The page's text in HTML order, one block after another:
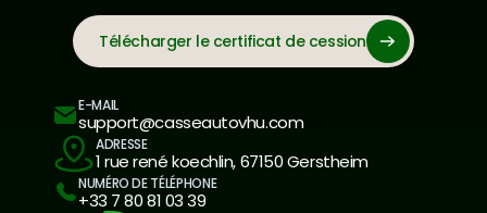
Télécharger le certificat de cession
E-MAIL
support@casseautovhu.com
ADRESSE
1 rue rené koechlin, 67150 Gerstheim
NUMÉRO DE TÉLÉPHONE
+33 7 80 81 03 39